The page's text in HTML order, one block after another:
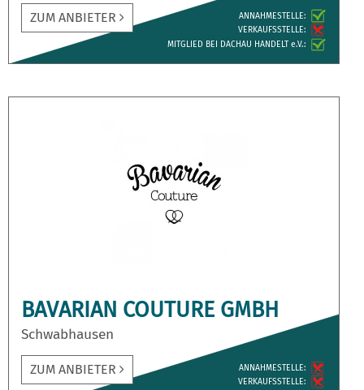
ZUM ANBIETER
ANNAH­MESTELLE:
VERKAUFS­STELLE:
MITGLIED BEI DACHAU HANDELT e.V.:
BAVARIAN COUTURE GMBH
Schwabhausen
ZUM ANBIETER
ANNAH­MESTELLE:
VERKAUFS­STELLE: